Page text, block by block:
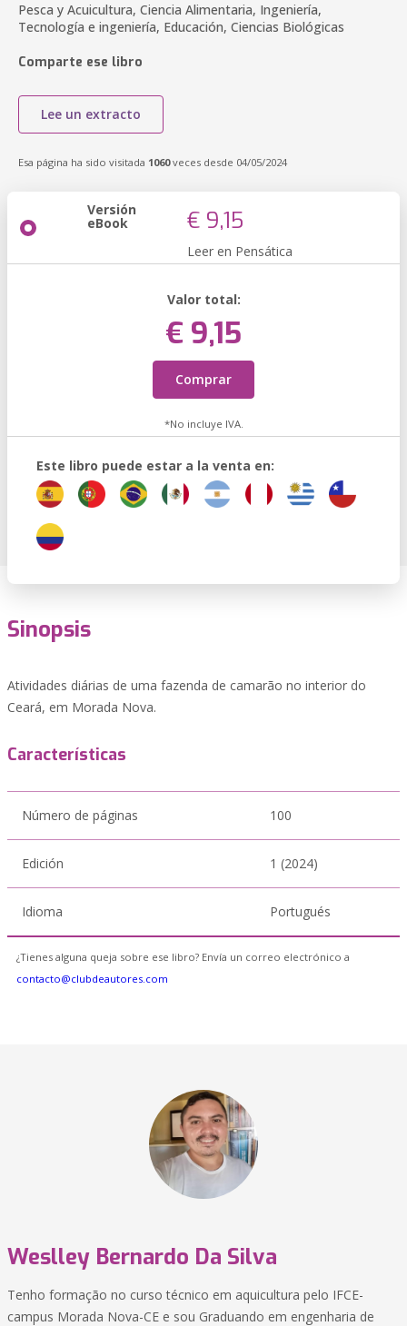
Pesca y Acuicultura, Ciencia Alimentaria, Ingeniería,
Tecnología e ingeniería, Educación, Ciencias Biológicas
Comparte ese libro
Lee un extracto
Esa página ha sido visitada 1060veces desde 04/05/2024
Versión
eBook € 9,15
Leer en Pensática
Valor total:
€ 9,15
Comprar
*No incluye IVA.
Este libro puede estar a la venta en:
Sinopsis
Atividades diárias de uma fazenda de camarão no interior do
Ceará, em Morada Nova.
Características
Número de páginas 100
Edición 1 (2024)
Idioma Portugués
¿Tienes alguna queja sobre ese libro? Envía un correo electrónico a
contacto@clubdeautores.com
Weslley Bernardo Da Silva
Tenho formação no curso técnico em aquicultura pelo IFCE-
campus Morada Nova-CE e sou Graduando em engenharia de